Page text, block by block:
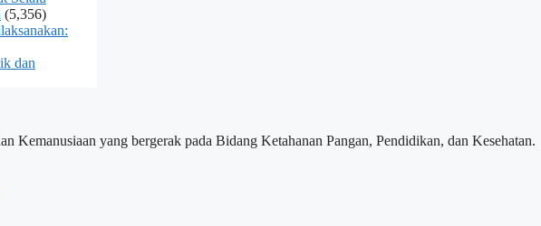
(5,356)
dan
Kemanusiaan yang bergerak pada Bidang Ketahanan Pangan, Pendidikan, dan Kesehatan.